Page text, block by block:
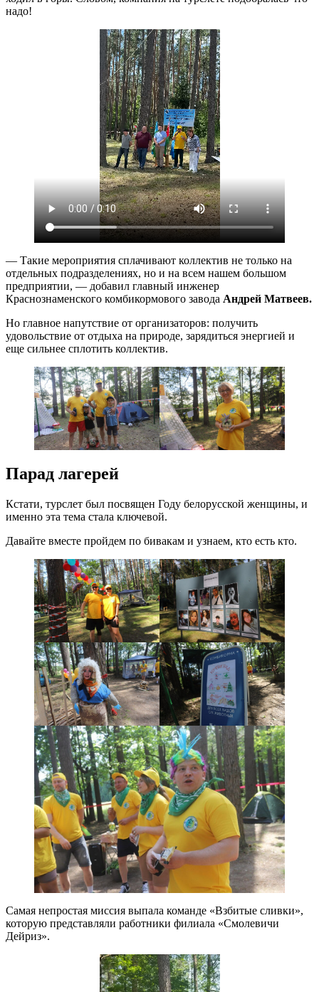
надо!
— Такие мероприятия сплачивают коллектив не только на
отдельных подразделениях, но и на всем нашем большом
предприятии, — добавил главный инженер
Краснознаменского комбикормового завода Андрей Матвеев.
Но главное напутствие от организаторов: получить
удовольствие от отдыха на природе, зарядиться энергией и
еще сильнее сплотить коллектив.
Парад лагерей
Кстати, турслет был посвящен Году белорусской женщины, и
именно эта тема стала ключевой.
Давайте вместе пройдем по бивакам и узнаем, кто есть кто.
Самая непростая миссия выпала команде «Взбитые сливки»,
которую представляли работники филиала «Смолевичи
Дейриз».